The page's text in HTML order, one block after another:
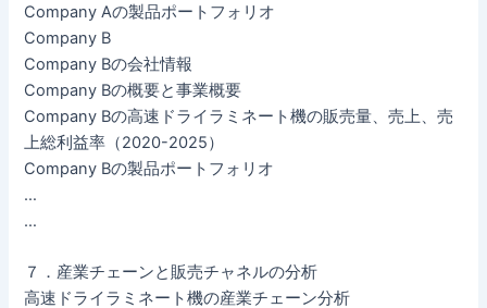
Company Aの製品ポートフォリオ
Company B
Company Bの会社情報
Company Bの概要と事業概要
Company Bの高速ドライラミネート機の販売量、売上、売
上総利益率（2020-2025）
Company Bの製品ポートフォリオ
…
…
７．産業チェーンと販売チャネルの分析
高速ドライラミネート機の産業チェーン分析